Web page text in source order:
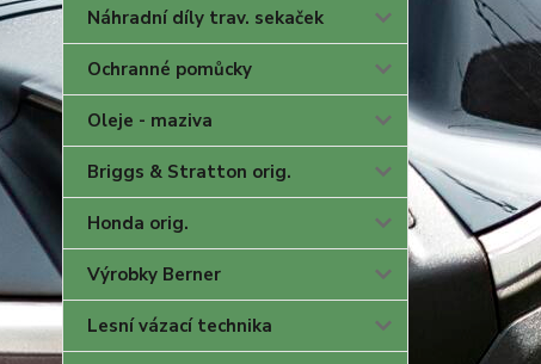
Náhradní díly trav. sekaček
Ochranné pomůcky
Oleje - maziva
Briggs & Stratton orig.
Honda orig.
Výrobky Berner
Lesní vázací technika